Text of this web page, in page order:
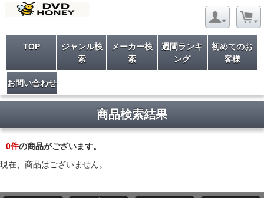
TOP
ジャンル検
索
メーカー検
索
週間ランキ
ング
初めてのお
客様
お問い合わせ
商品検索結果
0件の商品がございます。
現在、商品はございません。